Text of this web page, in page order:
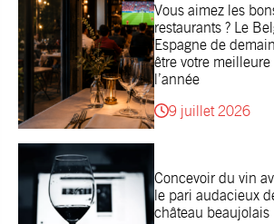
Vous aimez les
restaurants ? Le
Espagne de
être votre
l’année
9 juillet 2026
Concevoir du vin
le pari audacieux
château beaujolais